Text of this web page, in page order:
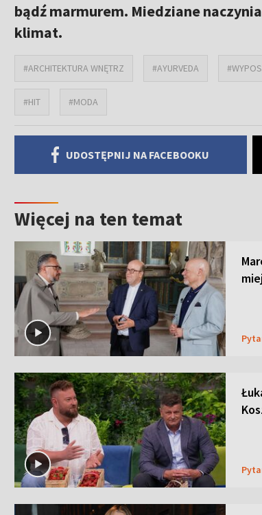
bądź marmurem. Miedziane
klimat.
#ARCHITEKTURA WNĘTRZ #AYURVEDA
#HIT #MODA
UDOSTĘPNIJ NA FACEBOOKU
Więcej na ten temat